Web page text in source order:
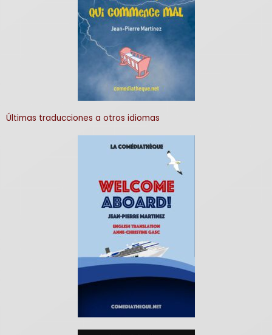
Últimas traducciones a otros idiomas